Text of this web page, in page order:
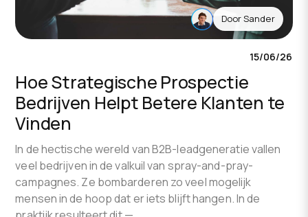
DoorSander
15/06/26
Hoe Strategische Prospectie
Bedrijven Helpt Betere Klanten te
Vinden
In de hectische wereld van B2B-leadgeneratie vallen
veel bedrijven in de valkuil van spray-and-pray-
campagnes. Ze bombarderen zo veel mogelijk
mensen in de hoop dat er iets blijft hangen. In de